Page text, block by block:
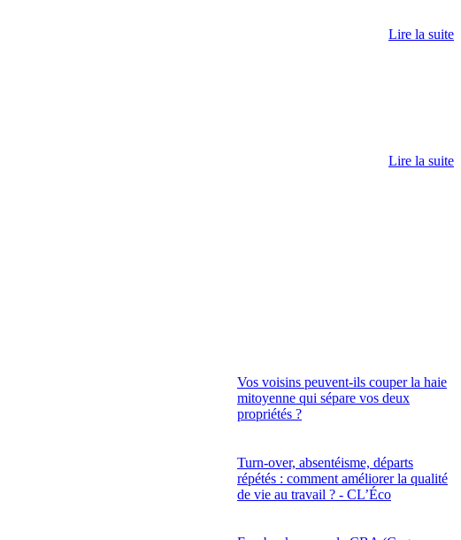
Lire la suite
Lire la suite
Vos voisins peuvent-ils couper la haie
mitoyenne qui sépare vos deux
propriétés ?
Turn-over, absentéisme, départs
répétés : comment améliorer la qualité
de vie au travail ? - CL’Éco